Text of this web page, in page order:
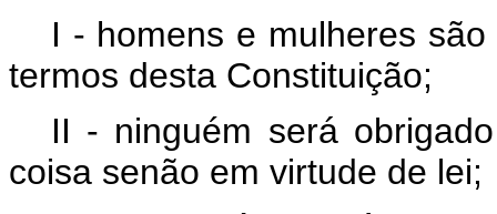
I - homens e mulheres
termos desta Constituição;
II - ninguém será
coisa senão em virtude de lei;